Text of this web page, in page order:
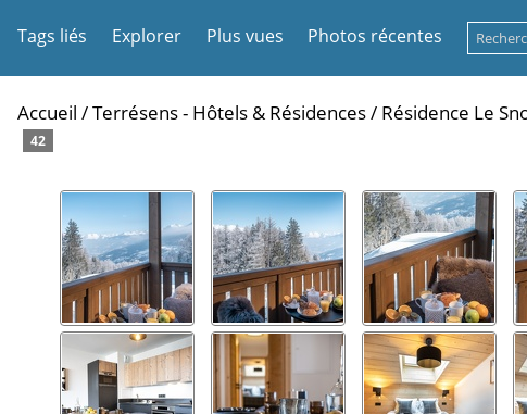
Tags liés Explorer Plus vues Photos récentes
Accueil /Terrésens - Hôtels & Résidences/ Résidence Le
42